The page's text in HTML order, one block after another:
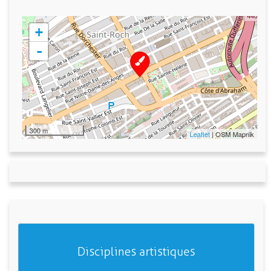
+
-
300 m Leaflet| OSM Mapnik
Disciplines artistiques